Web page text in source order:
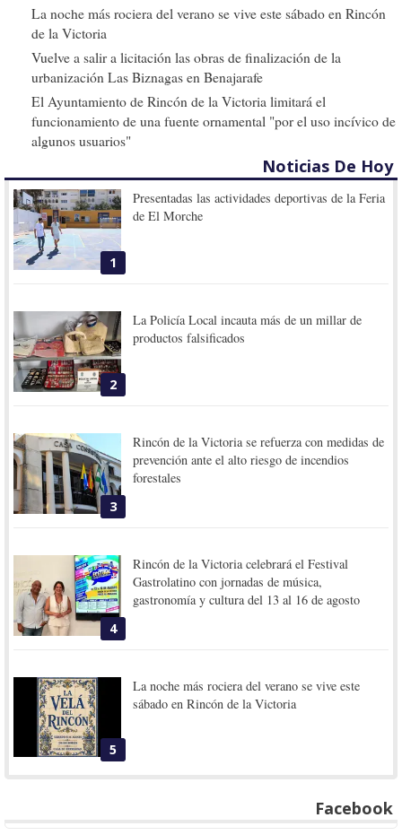
La noche más rociera del verano se vive este sábado en Rincón
de la Victoria
Vuelve a salir a licitación las obras de finalización de la
urbanización Las Biznagas en Benajarafe
El Ayuntamiento de Rincón de la Victoria limitará el
funcionamiento de una fuente ornamental "por el uso incívico de
algunos usuarios"
Noticias De Hoy
1
Presentadas las actividades deportivas de la Feria
de El Morche
2
La Policía Local incauta más de un millar de
productos falsificados
3
Rincón de la Victoria se refuerza con medidas de
prevención ante el alto riesgo de incendios
forestales
4
Rincón de la Victoria celebrará el Festival
Gastrolatino con jornadas de música,
gastronomía y cultura del 13 al 16 de agosto
5
La noche más rociera del verano se vive este
sábado en Rincón de la Victoria
Facebook